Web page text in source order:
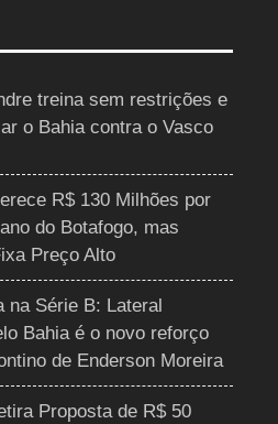
treina sem restrições e
o Bahia contra o Vasco
R$ 130 Milhões por
do Botafogo, mas
Preço Alto
na Série B: Lateral
Bahia é o novo reforço
de Enderson Moreira
Proposta de R$ 50